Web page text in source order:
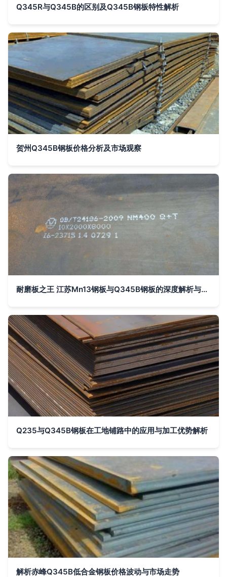
Q345R与Q345B的区别及Q345B钢板特性解析
贺州Q345B钢板价格分析及市场观察
耐磨板之王 江苏Mn13钢板与Q345B钢板的深度解析与应用前景
Q235与Q345B钢板在工地铺路中的应用与加工优势解析
解析赤峰Q345B低合金钢板价格波动与市场走势